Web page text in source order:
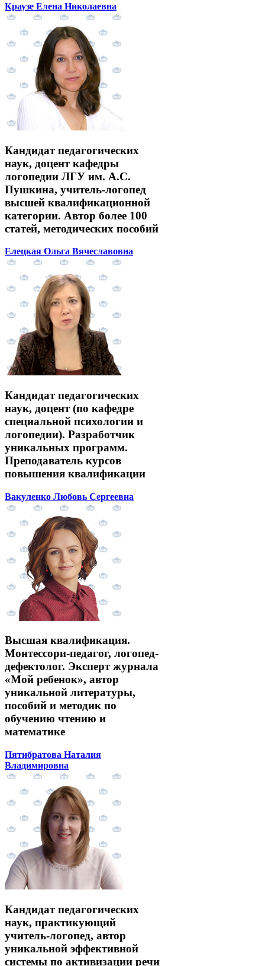
Краузе Елена Николаевна
Кандидат педагогических
наук, доцент кафедры
логопедии ЛГУ им. А.С.
Пушкина, учитель-логопед
высшей квалификационной
категории. Автор более 100
статей, методических пособий
Елецкая Ольга Вячеславовна
Кандидат педагогических
наук, доцент (по кафедре
специальной психологии и
логопедии). Разработчик
уникальных программ.
Преподаватель курсов
повышения квалификации
Вакуленко Любовь Сергеевна
Высшая квалификация.
Монтессори-педагог, логопед-
дефектолог. Эксперт журнала
«Мой ребенок», автор
уникальной литературы,
пособий и методик по
обучению чтению и
математике
Пятибратова Наталия
Владимировна
Кандидат педагогических
наук, практикующий
учитель-логопед, автор
уникальной эффективной
системы по активизации речи